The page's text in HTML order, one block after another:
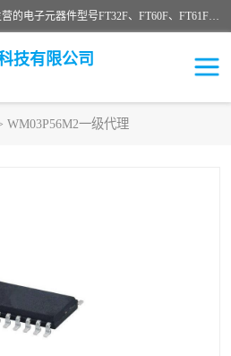
深圳悟芯电子科技有限公司目前主营的电子元器件型号FT32F、FT60F、FT61F、FT62F、FT64F、FT61FC、MCU EEPROM MOS LDO 稳压管 触摸IC DC-DC AC-DC 协议IC等，广泛应用于LED射灯、LED日光灯、等诸多领域。
技有限公司
WM03P56M2一级代理
FT61F
FT64F